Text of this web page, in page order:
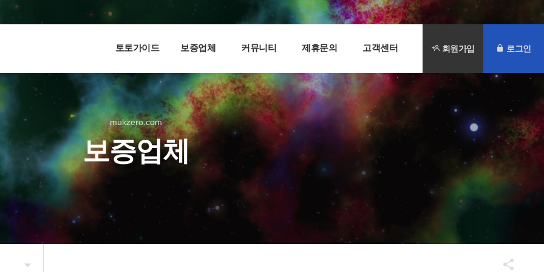
토토가이드 보증업체 커뮤니티 제휴문의 고객센터 회원가입 로그인
mukzero.com
보증업체